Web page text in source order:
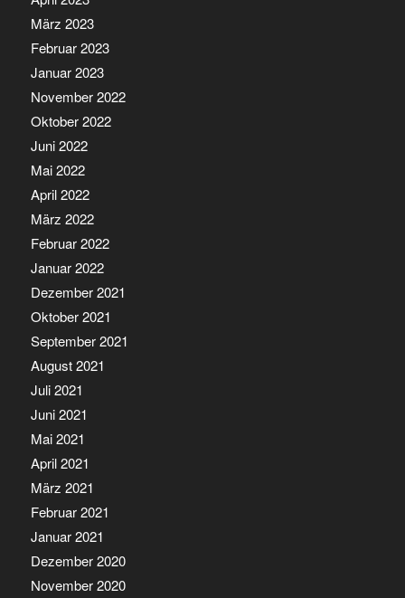
März 2023
Februar 2023
Januar 2023
November 2022
Oktober 2022
Juni 2022
Mai 2022
April 2022
März 2022
Februar 2022
Januar 2022
Dezember 2021
Oktober 2021
September 2021
August 2021
Juli 2021
Juni 2021
Mai 2021
April 2021
März 2021
Februar 2021
Januar 2021
Dezember 2020
November 2020